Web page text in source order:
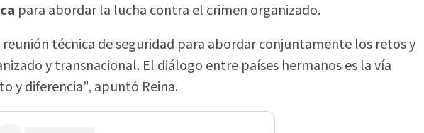
para abordar la lucha contra el crimen organizado.
reunión técnica de seguridad para abordar conjuntamente los retos y
y transnacional. El diálogo entre países hermanos es la vía
y diferencia", apuntó Reina.